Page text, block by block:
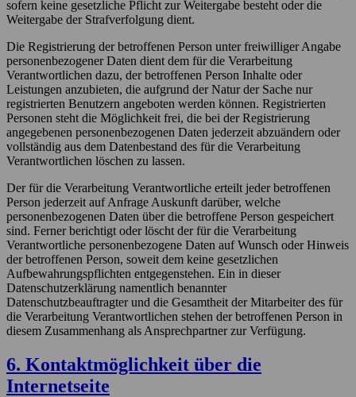
sofern keine gesetzliche Pflicht zur Weitergabe besteht oder die
Weitergabe der Strafverfolgung dient.
Die Registrierung der betroffenen Person unter freiwilliger Angabe
personenbezogener Daten dient dem für die Verarbeitung
Verantwortlichen dazu, der betroffenen Person Inhalte oder
Leistungen anzubieten, die aufgrund der Natur der Sache nur
registrierten Benutzern angeboten werden können. Registrierten
Personen steht die Möglichkeit frei, die bei der Registrierung
angegebenen personenbezogenen Daten jederzeit abzuändern oder
vollständig aus dem Datenbestand des für die Verarbeitung
Verantwortlichen löschen zu lassen.
Der für die Verarbeitung Verantwortliche erteilt jeder betroffenen
Person jederzeit auf Anfrage Auskunft darüber, welche
personenbezogenen Daten über die betroffene Person gespeichert
sind. Ferner berichtigt oder löscht der für die Verarbeitung
Verantwortliche personenbezogene Daten auf Wunsch oder Hinweis
der betroffenen Person, soweit dem keine gesetzlichen
Aufbewahrungspflichten entgegenstehen. Ein in dieser
Datenschutzerklärung namentlich benannter
Datenschutzbeauftragter und die Gesamtheit der Mitarbeiter des für
die Verarbeitung Verantwortlichen stehen der betroffenen Person in
diesem Zusammenhang als Ansprechpartner zur Verfügung.
6. Kontaktmöglichkeit über die
Internetseite